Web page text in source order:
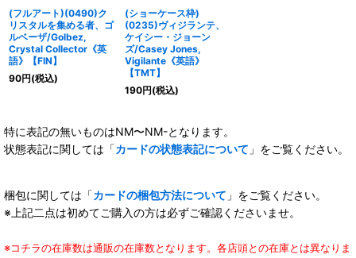
(フルアート)(0490)ク
リスタルを集める者、ゴ
ルベーザ/Golbez,
Crystal Collector《英
語》【FIN】
90円(税込)
(ショーケース枠)
(0235)ヴィジランテ、
ケイシー・ジョーン
ズ/Casey Jones,
Vigilante《英語》
【TMT】
190円(税込)
特に表記の無いものはNM〜NM-となります。
状態表記に関しては「カードの状態表記について 」をご覧ください。
梱包に関しては「カードの梱包方法について 」をご覧ください。
※上記二点は初めてご購入の方は必ずご確認くださいませ。
※コチラの在庫数は通販の在庫数となります。各店頭との在庫とは異なりま